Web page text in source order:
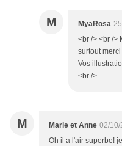
M MyaRosa
<br /> <br />
surtout
Vos
<br />
M Marie et Anne 02/10/
Oh il a l'air superbe!